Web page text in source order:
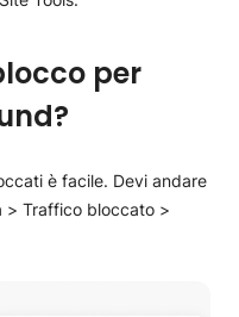
per
è facile. Devi andare
> Traffico bloccato >